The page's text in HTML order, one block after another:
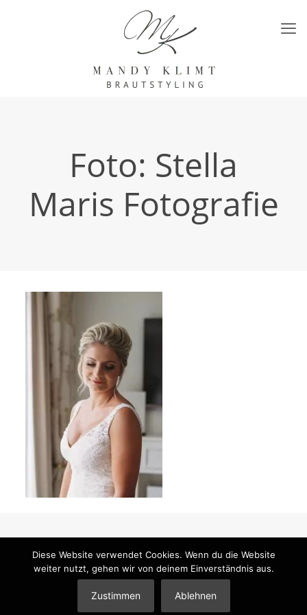
Foto: Stella
Maris Fotografie
© 2026 Mandy Klimt Brautstyling & Make-Up |Impressum
Datenschutzerklärung|Partner
Diese Website verwendet Cookies. Wenn du die Website
weiter nutzt, gehen wir von deinem Einverständnis aus.
Zustimmen Ablehnen